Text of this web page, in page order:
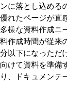
に落とし込める
れたページが直
様な資料作成ニ
作成時間が従来
以下になっただ
けて資料を準備
、ドキュメンテ